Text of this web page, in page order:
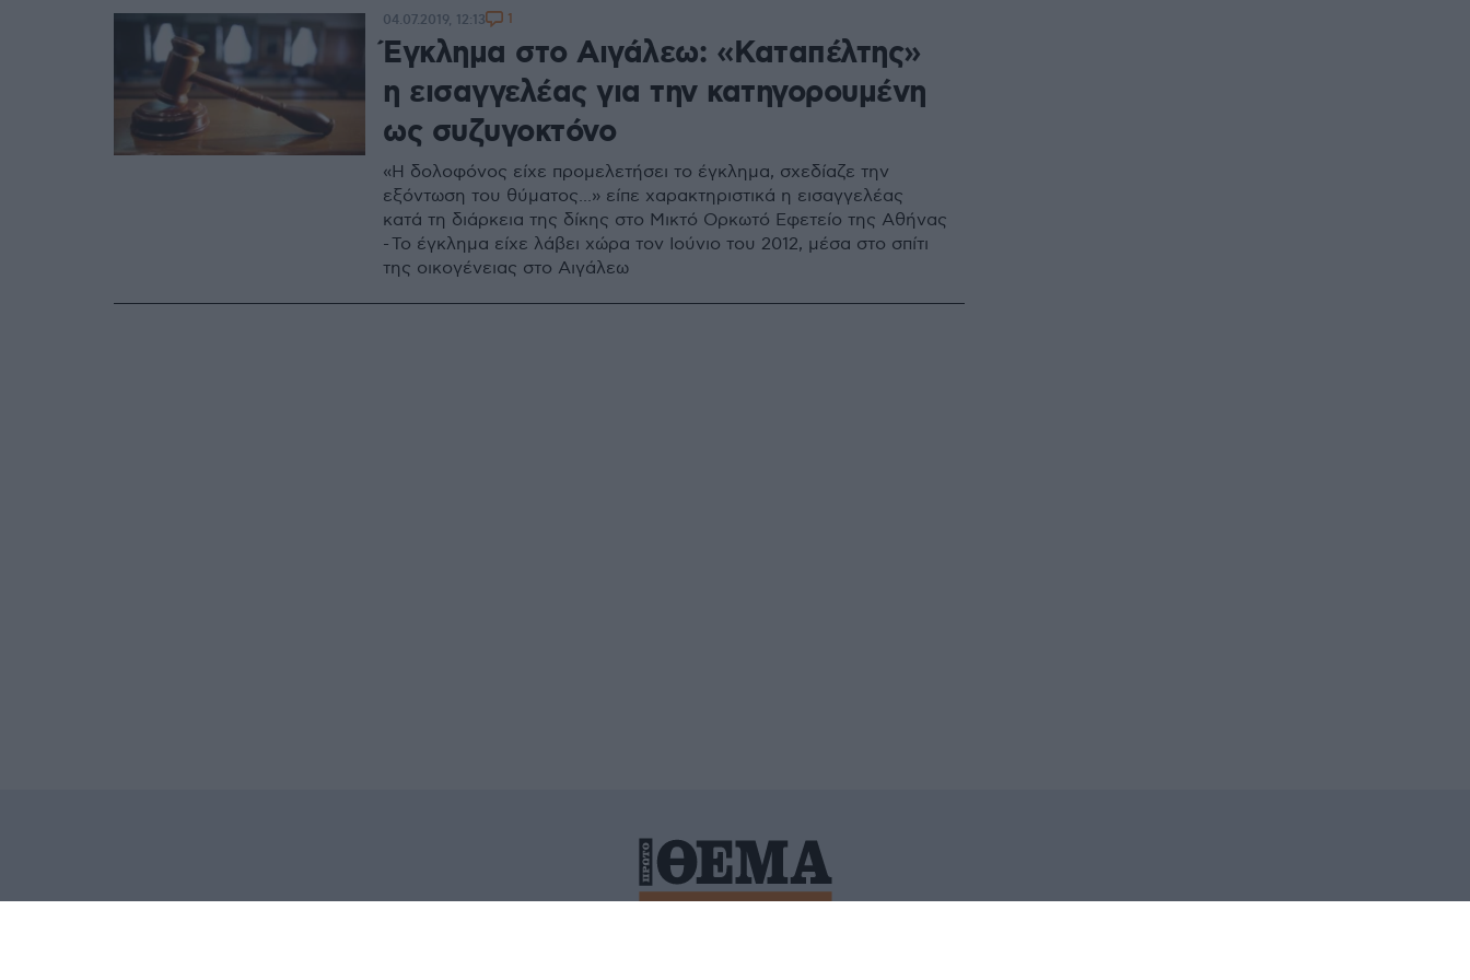
Έγκλημα στο Αιγάλεω: «Καταπέλτης»
η εισαγγελέας για την κατηγορουμένη
ως συζυγοκτόνο
«Η δολοφόνος είχε προμελετήσει το έγκλημα, σχεδίαζε την
εξόντωση του θύματος...» είπε χαρακτηριστικά η εισαγγελέας
κατά τη διάρκεια της δίκης στο Μικτό Ορκωτό Εφετείο της Αθήνας
- Το έγκλημα είχε λάβει χώρα τον Ιούνιο του 2012, μέσα στο σπίτι
της οικογένειας στο Αιγάλεω
04.07.2019, 12:13 1